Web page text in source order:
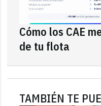
Cómo los CAE
de tu flota
TAMBIÉN TE